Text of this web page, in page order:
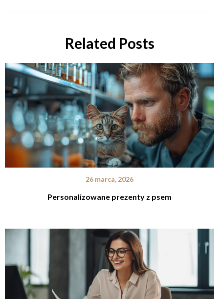
Related Posts
26 marca, 2026
Personalizowane prezenty z psem